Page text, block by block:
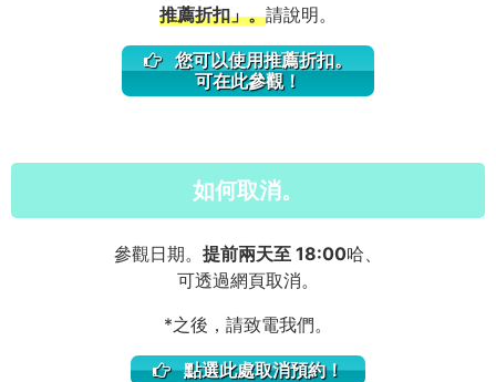
推薦折扣」。請說明。
您可以使用推薦折扣。
可在此參觀！
如何取消。
參觀日期。 提前兩天至 18:00哈、
可透過網頁取消。
*之後，請致電我們。
點選此處取消預約！